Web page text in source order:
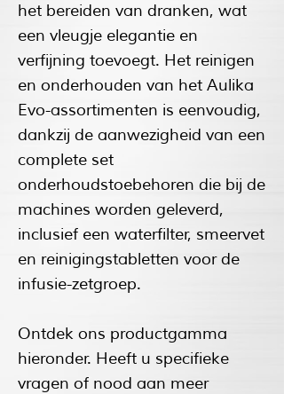
het bereiden van dranken, wat
een vleugje elegantie en
verfijning toevoegt. Het reinigen
en onderhouden van het Aulika
Evo-assortimenten is eenvoudig,
dankzij de aanwezigheid van een
complete set
onderhoudstoebehoren die bij de
machines worden geleverd,
inclusief een waterfilter, smeervet
en reinigingstabletten voor de
infusie-zetgroep.
Ontdek ons productgamma
hieronder. Heeft u specifieke
vragen of nood aan meer